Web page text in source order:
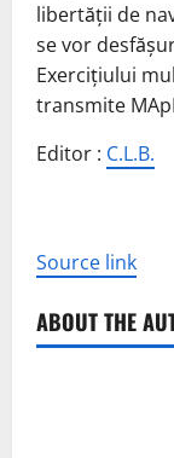
libertăţii de
se vor
Exerciţiului
transmite
Editor : C.L.B.
Source link
ABOUT THE